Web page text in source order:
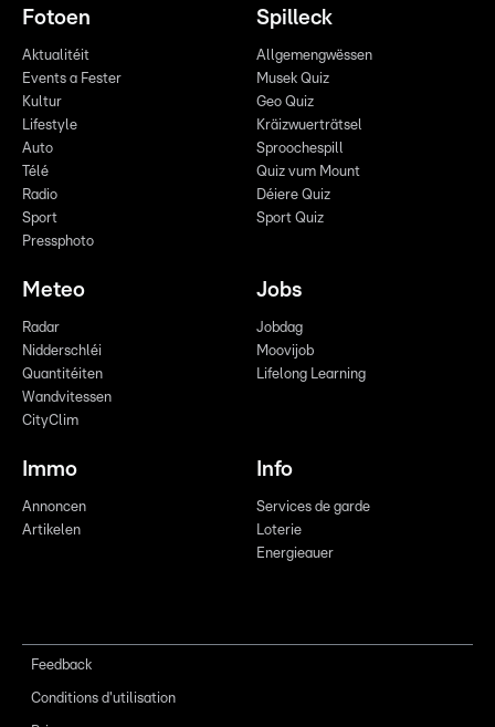
Fotoen
Aktualitéit
Events a Fester
Kultur
Lifestyle
Auto
Télé
Radio
Sport
Pressphoto
Spilleck
Allgemengwëssen
Musek Quiz
Geo Quiz
Kräizwuerträtsel
Sproochespill
Quiz vum Mount
Déiere Quiz
Sport Quiz
Meteo
Radar
Nidderschléi
Quantitéiten
Wandvitessen
CityClim
Jobs
Jobdag
Moovijob
Lifelong Learning
Immo
Annoncen
Artikelen
Info
Services de garde
Loterie
Energieauer
Feedback
Conditions d'utilisation